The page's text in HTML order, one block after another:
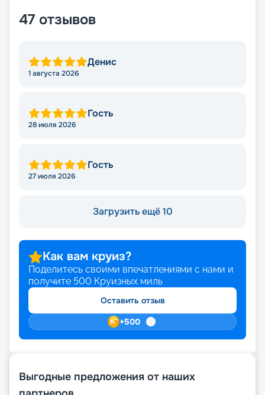
47 отзывов
Денис
1 августа 2026
Гость
28 июля 2026
Гость
27 июля 2026
Загрузить ещё 10
Как вам круиз?
Поделитесь своими впечатлениями с нами и
получите 500 Круизных миль
Оставить отзыв
+500
Выгодные предложения от наших